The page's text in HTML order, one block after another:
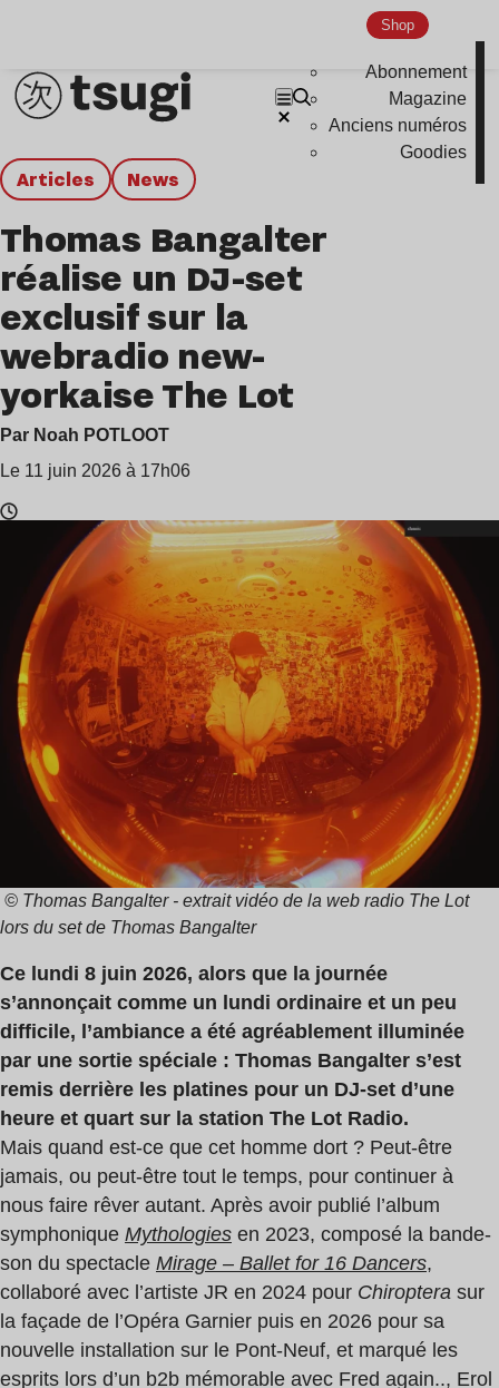
Shop
Abonnement
Magazine
Anciens numéros
Goodies
Articles news
Thomas Bangalter
réalise un DJ-set
exclusif sur la
webradio new-
yorkaise The Lot
Par Noah POTLOOT
Le 11 juin 2026 à 17h06
lecture
min
© Thomas Bangalter - extrait vidéo de la web radio The Lot
lors du set de Thomas Bangalter
Ce lundi 8 juin 2026, alors que la journée
s’annonçait comme un lundi ordinaire et un peu
difficile, l’ambiance a été agréablement illuminée
par une sortie spéciale : Thomas Bangalter s’est
remis derrière les platines pour un DJ-set d’une
heure et quart sur la station The Lot Radio.
Mais quand est-ce que cet homme dort ? Peut-être
jamais, ou peut-être tout le temps, pour continuer à
nous faire rêver autant. Après avoir publié l’album
symphonique Mythologies en 2023, composé la bande-
son du spectacle Mirage – Ballet for 16 Dancers,
collaboré avec l’artiste JR en 2024 pour Chiroptera sur
la façade de l’Opéra Garnier puis en 2026 pour sa
nouvelle installation sur le Pont-Neuf, et marqué les
esprits lors d’un b2b mémorable avec Fred again.., Erol